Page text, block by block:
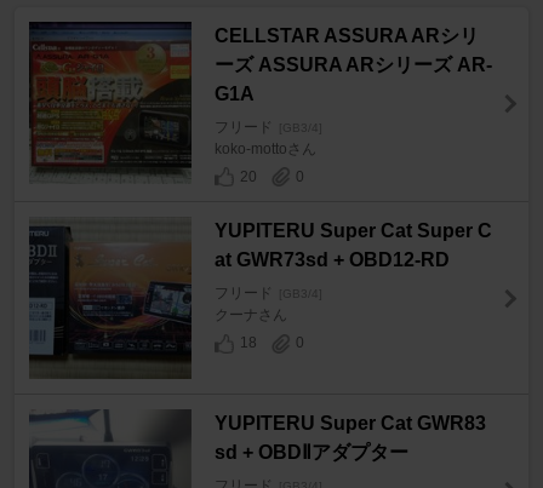
CELLSTAR ASSURA ARシリ
ーズ ASSURA ARシリーズ AR-
G1A
フリード [GB3/4]
koko-mottoさん
20
0
YUPITERU Super Cat Super C
at GWR73sd + OBD12-RD
フリード [GB3/4]
クーナさん
18
0
YUPITERU Super Cat GWR83
sd + OBDⅡアダプター